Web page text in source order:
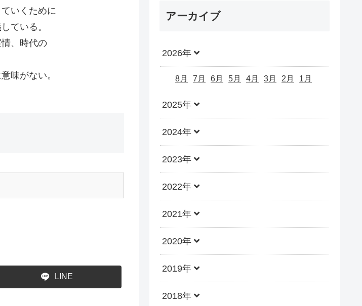
いくために
ている。
、時代の
味がない。
LINE
アーカイブ
2026年
8月 7月 6月 5月 4月 3月 2月 1月
2025年
2024年
2023年
2022年
2021年
2020年
2019年
2018年